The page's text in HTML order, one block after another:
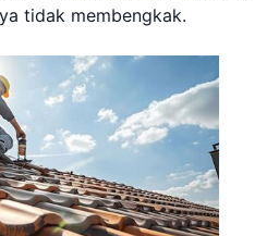
tidak membengkak.